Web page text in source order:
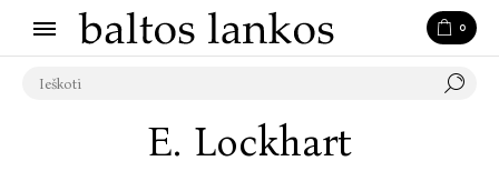
0
E. Lockhart